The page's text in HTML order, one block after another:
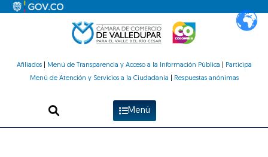
Afiliados| Menú de Transparencia y Acceso a la Información Pública
Participa
Menú de Atención y Servicios a la Ciudadanía
Respuestas anónimas
Menú